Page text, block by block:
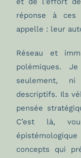
réponse à ces
appelle : leur
Réseau et
polémiques.
seulement,
descriptifs. Ils
pensée
C’est là,
concepts qui